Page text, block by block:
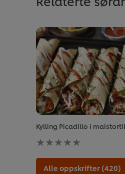
Kylling Picadillo i
Ingen
vurderinger
sendt
inn
Alle oppskrifter (420)